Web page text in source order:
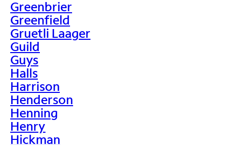
Greenbrier
Greenfield
Gruetli Laager
Guild
Guys
Halls
Harrison
Henderson
Henning
Henry
Hickman